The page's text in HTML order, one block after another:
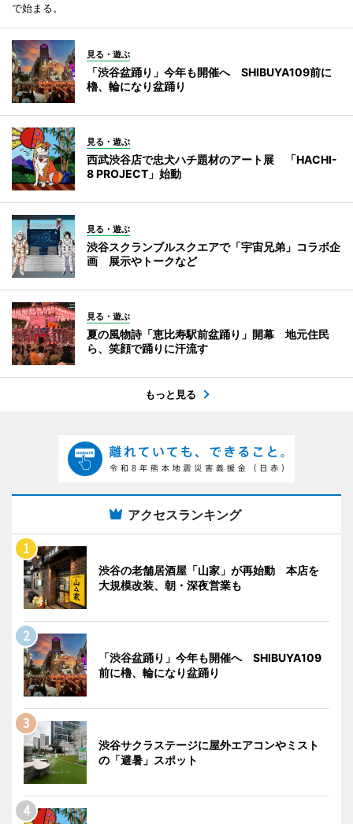
で始まる。
見る・遊ぶ
「渋谷盆踊り」今年も開催へ SHIBUYA109前に
櫓、輪になり盆踊り
見る・遊ぶ
西武渋谷店で忠犬ハチ題材のアート展 「HACHI-
8 PROJECT」始動
見る・遊ぶ
渋谷スクランブルスクエアで「宇宙兄弟」コラボ企
画 展示やトークなど
見る・遊ぶ
夏の風物詩「恵比寿駅前盆踊り」開幕 地元住民
ら、笑顔で踊りに汗流す
もっと見る
アクセスランキング
渋谷の老舗居酒屋「山家」が再始動 本店を
大規模改装、朝・深夜営業も
「渋谷盆踊り」今年も開催へ SHIBUYA109
前に櫓、輪になり盆踊り
渋谷サクラステージに屋外エアコンやミスト
の「避暑」スポット